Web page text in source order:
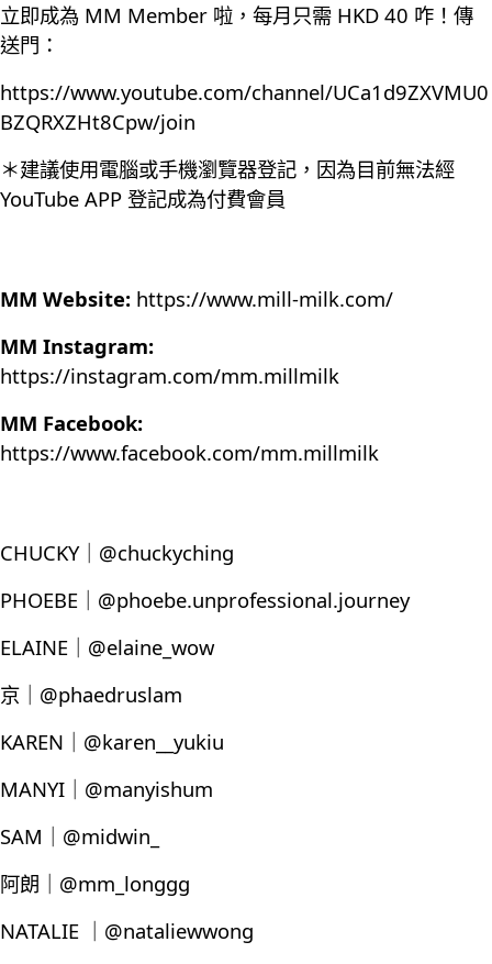
立即成為 MM Member 啦，每月只需 HKD 40 咋！傳
送門：
https://www.youtube.com/channel/UCa1d9ZXVMU0
BZQRXZHt8Cpw/join
＊建議使用電腦或手機瀏覽器登記，因為目前無法經
YouTube APP 登記成為付費會員
MM Website: https://www.mill-milk.com/
MM Instagram:
https://instagram.com/mm.millmilk
MM Facebook:
https://www.facebook.com/mm.millmilk
CHUCKY｜@chuckyching
PHOEBE｜@phoebe.unprofessional.journey
ELAINE｜@elaine_wow
京｜@phaedruslam
KAREN｜@karen__yukiu
MANYI｜@manyishum
SAM｜@midwin_
阿朗｜@mm_longgg
NATALIE ｜@nataliewwong